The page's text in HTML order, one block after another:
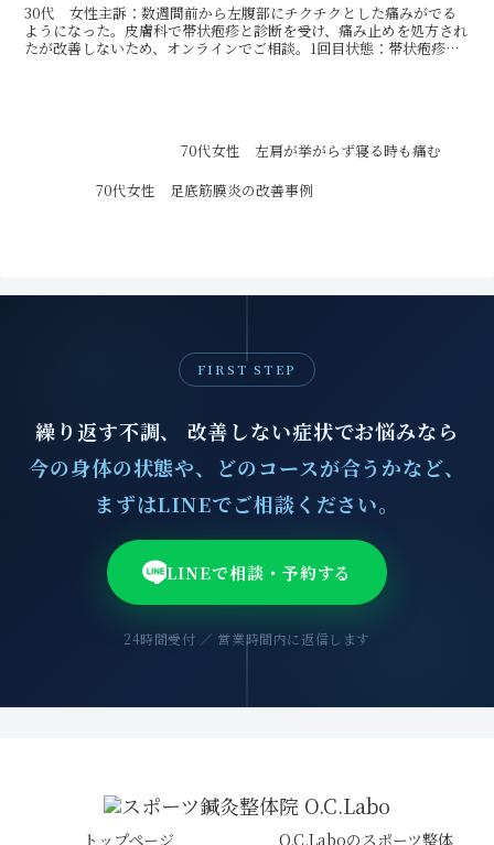
30代 女性主訴：数週間前から左腹部にチクチクとした痛みがでる
ようになった。皮膚科で帯状疱疹と診断を受け、痛み止めを処方され
たが改善しないため、オンラインでご相談。1回目状態：帯状疱疹と
70代女性 左肩が挙がらず寝る時も痛む
70代女性 足底筋膜炎の改善事例
FIRST STEP
繰り返す不調、 改善しない症状でお悩みなら
今の身体の状態や、どのコースが合うかなど、
まずはLINEでご相談ください。
LINEで相談・予約する
24時間受付 ／ 営業時間内に返信します
トップページ O.C.Laboのスポーツ整体